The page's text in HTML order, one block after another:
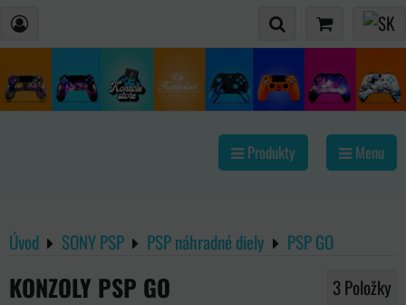
Produkty Menu
Úvod SONY PSP PSP náhradné diely PSP GO
KONZOLY PSP GO 3Položky